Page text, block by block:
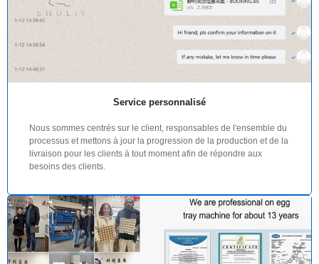
Service personnalisé
Nous sommes centrés sur le client, responsables de l'ensemble du
processus et mettons à jour la progression de la production et de la
livraison pour les clients à tout moment afin de répondre aux
besoins des clients.